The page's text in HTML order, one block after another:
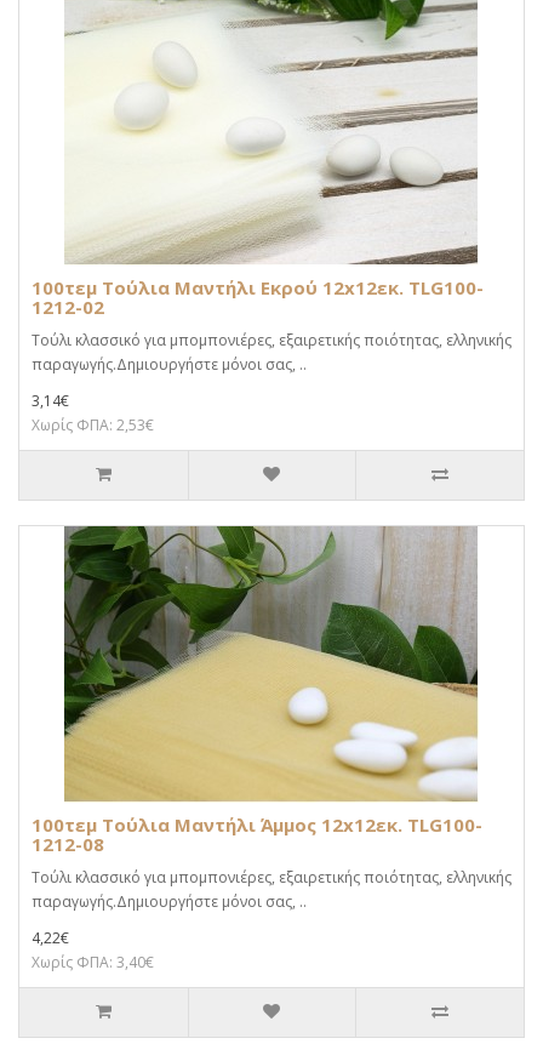
100τεμ Τούλια Μαντήλι Εκρού 12x12εκ. TLG100-
1212-02
Τούλι κλασσικό για μπομπονιέρες, εξαιρετικής ποιότητας, ελληνικής
παραγωγής.Δημιουργήστε μόνοι σας, ..
3,14€
Χωρίς ΦΠΑ: 2,53€
100τεμ Τούλια Μαντήλι Άμμος 12x12εκ. TLG100-
1212-08
Τούλι κλασσικό για μπομπονιέρες, εξαιρετικής ποιότητας, ελληνικής
παραγωγής.Δημιουργήστε μόνοι σας, ..
4,22€
Χωρίς ΦΠΑ: 3,40€